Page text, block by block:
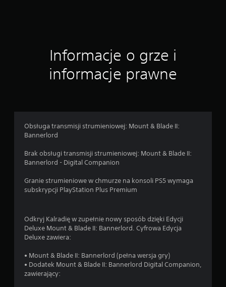
n
Informacje o grze i
informacje prawne
Obsługa transmisji strumieniowej: Mount & Blade II:
Bannerlord
Brak obsługi transmisji strumieniowej: Mount & Blade II:
Bannerlord - Digital Companion
Granie strumieniowe w chmurze na konsoli PS5 wymaga
subskrypcji PlayStation Plus Premium
Odkryj Kalradię w zupełnie nowy sposób dzięki Edycji
Deluxe Mount & Blade II: Bannerlord. Cyfrowa Edycja
Deluxe zawiera:
• Mount & Blade II: Bannerlord (pełna wersja gry)
• Dodatek Mount & Blade II: Bannerlord Digital Companion,
zawierający: